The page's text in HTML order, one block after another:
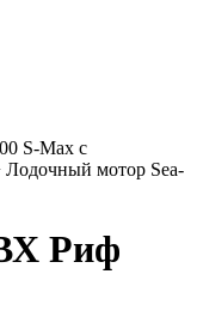
S-Max с
мотор Sea-
Риф